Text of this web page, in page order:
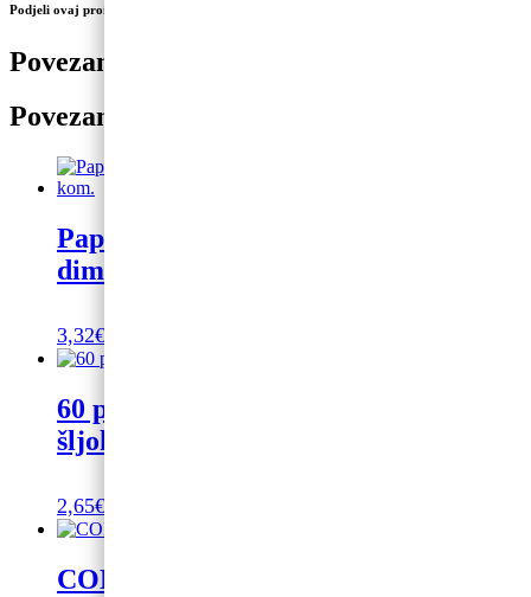
Podjeli ovaj proizvod na društvenim mrežama
Povezani proizvodi
Povezani proizvodi
Papirnate salvete “Baloni – 60”,
dimenzija 33 x 33 cm, 20 kom.
3,32€
60 papirnati ukras, crno-zlatni sa
šljokicama, 10×19 cm
2,65€
CONFETTI ROSE GOLD 15G